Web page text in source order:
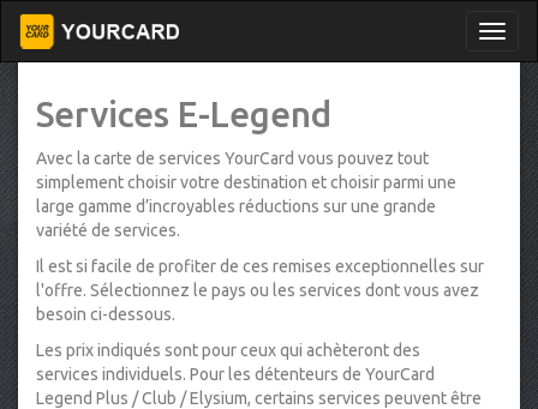
Services E-Legend
Avec la carte de services YourCard vous pouvez tout
simplement choisir votre destination et choisir parmi une
large gamme d’incroyables réductions sur une grande
variété de services.
Il est si facile de profiter de ces remises exceptionnelles sur
l'offre. Sélectionnez le pays ou les services dont vous avez
besoin ci-dessous.
Les prix indiqués sont pour ceux qui achèteront des
services individuels. Pour les détenteurs de YourCard
Legend Plus / Club / Elysium, certains services peuvent être